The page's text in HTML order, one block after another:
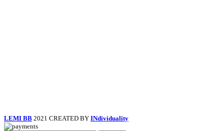
LEMI BB 2021 CREATED BY INdividuality